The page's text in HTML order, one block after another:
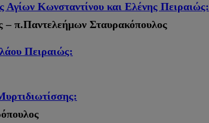
Αγίων Κωνσταντίνου και Ελένης Πειραιώς:
– π.Παντελεήμων Σταυρακόπουλος
Πειραιώς: